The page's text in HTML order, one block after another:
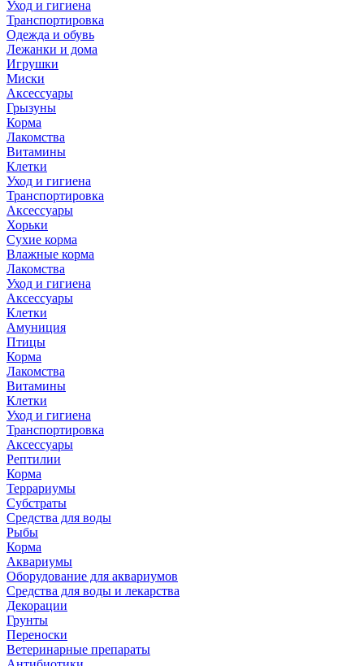
Уход и гигиена
Транспортировка
Одежда и обувь
Лежанки и дома
Игрушки
Миски
Аксессуары
Грызуны
Корма
Лакомства
Витамины
Клетки
Уход и гигиена
Транспортировка
Аксессуары
Хорьки
Сухие корма
Влажные корма
Лакомства
Уход и гигиена
Аксессуары
Клетки
Амуниция
Птицы
Корма
Лакомства
Витамины
Клетки
Уход и гигиена
Транспортировка
Аксессуары
Рептилии
Корма
Террариумы
Субстраты
Средства для воды
Рыбы
Корма
Аквариумы
Оборудование для аквариумов
Средства для воды и лекарства
Декорации
Грунты
Переноски
Ветеринарные препараты